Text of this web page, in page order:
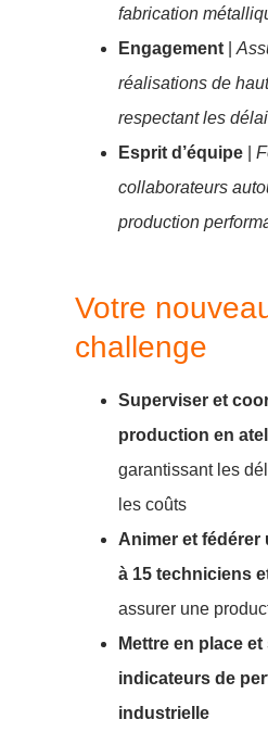
fabrication
Engagement
réalisations de
respectant les
Esprit d’équipe
collaborateurs
production
Superviser et
production en
garantissant les
les coûts
Animer et fédérer
à 15 techniciens
assurer une
Mettre en place
indicateurs de
industrielle
Votre
challenge